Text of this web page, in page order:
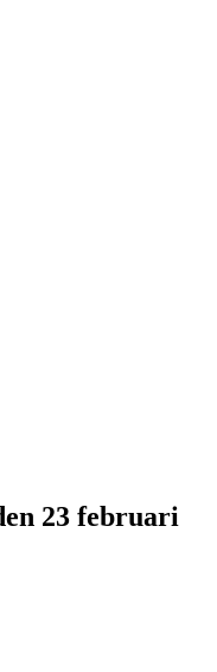
23 februari